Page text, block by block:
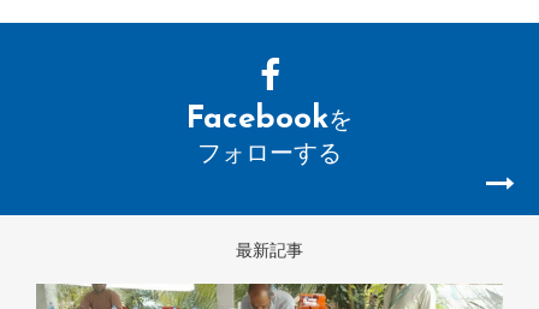
Facebookを
フォローする
最新記事